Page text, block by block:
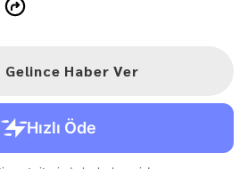
Gelince Haber Ver